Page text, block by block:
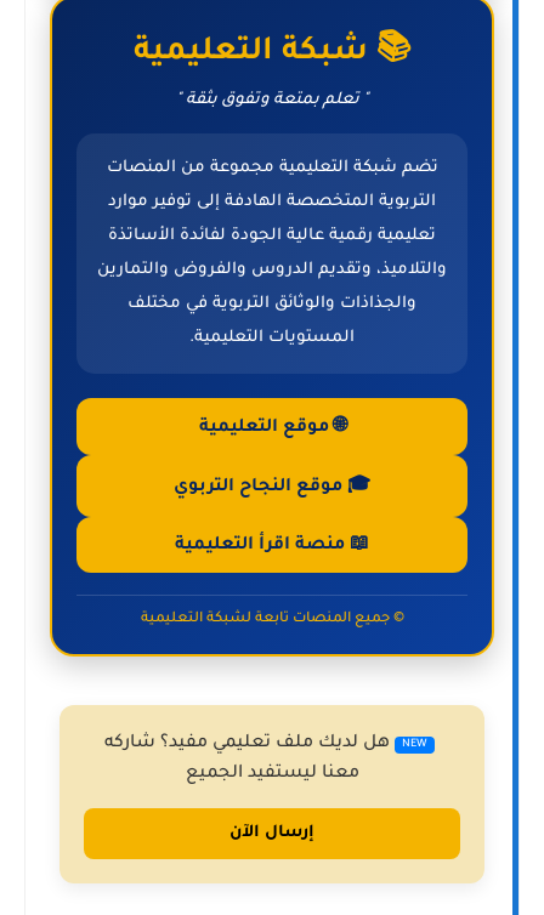
📚 شبكة التعليمية
" تعلم بمتعة وتفوق بثقة "
تضم شبكة التعليمية مجموعة من المنصات
التربوية المتخصصة الهادفة إلى توفير موارد
تعليمية رقمية عالية الجودة لفائدة الأساتذة
والتلاميذ، وتقديم الدروس والفروض والتمارين
والجذاذات والوثائق التربوية في مختلف
المستويات التعليمية.
🌐 موقع التعليمية
🎓 موقع النجاح التربوي
📖 منصة اقرأ التعليمية
© جميع المنصات تابعة لشبكة التعليمية
NEW
هل لديك ملف تعليمي مفيد؟ شاركه
معنا ليستفيد الجميع
إرسال الآن